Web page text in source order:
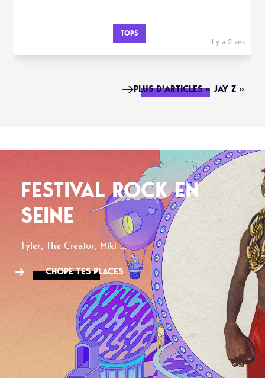
TOPS
il y a 5 ans
PLUS D'ARTICLES « JAY Z »
FESTIVAL ROCK EN
SEINE
Tyler, The Creator, Miki ...
CHOPE TES PLACES